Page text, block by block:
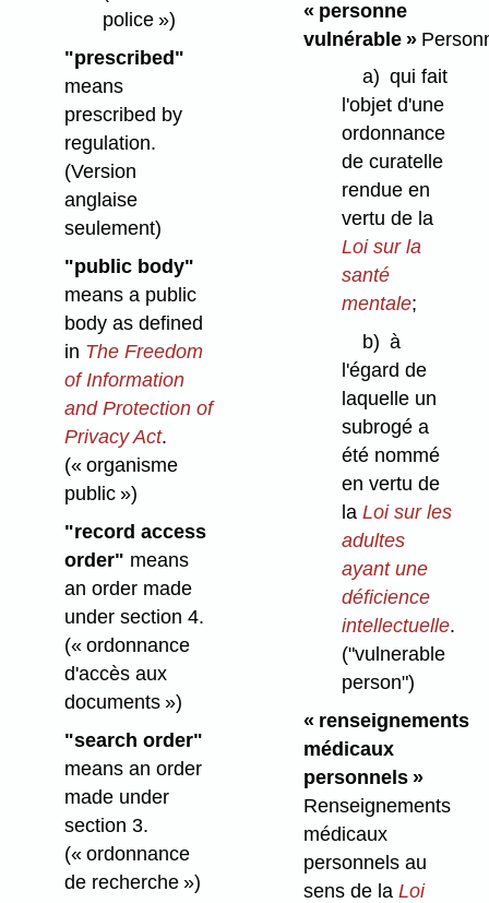
police »)
"prescribed"
means
prescribed by
regulation.
(Version
anglaise
seulement)
"public body"
means a public
body as defined
in The Freedom
of Information
and Protection of
Privacy Act.
(« organisme
public »)
"record access
order" means
an order made
under section 4.
(« ordonnance
d'accès aux
documents »)
"search order"
means an order
made under
section 3.
(« ordonnance
de recherche »)
« personne
vulnérable »
a) qui fait
l'objet d'une
ordonnance
de curatelle
rendue en
vertu de la
Loi sur la
santé
mentale;
b) à
l'égard de
laquelle un
subrogé a
été nommé
en vertu de
la Loi sur les
adultes
ayant une
déficience
intellectuelle.
("vulnerable
person")
« renseignements
médicaux
personnels »
Renseignements
médicaux
personnels au
sens de la Loi